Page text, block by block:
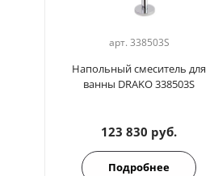
арт. 338503S
Напольный смеситель для
ванны DRAKO 338503S
123 830 руб.
Подробнее